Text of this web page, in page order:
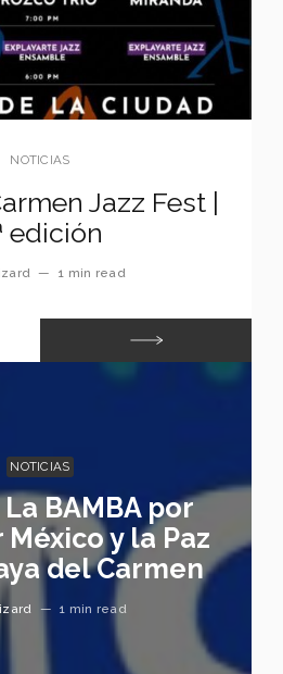
NOTICIAS
Jazz Fest |
edición
— 1 min read
NOTICIAS
BAMBA por
México y la Paz
del Carmen
— 1 min read